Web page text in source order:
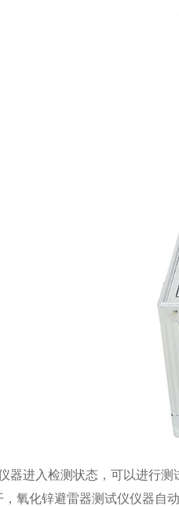
进入检测状态，可以进行测
化锌避雷器测试仪仪器自动